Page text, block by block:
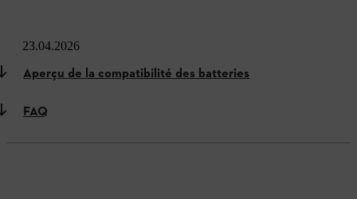
23.04.2026
Aperçu de la compatibilité des batteries
FAQ